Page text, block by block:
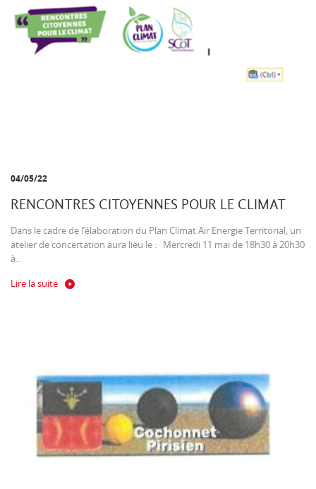
04/05/22
RENCONTRES CITOYENNES POUR LE CLIMAT
Dans le cadre de l’élaboration du Plan Climat Air Energie Territorial, un
atelier de concertation aura lieu le : Mercredi 11 mai de 18h30 à 20h30
à...
Lire la suite